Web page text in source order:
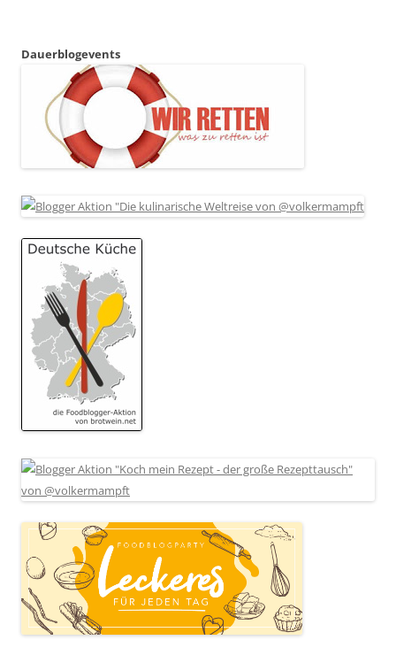
Dauerblogevents